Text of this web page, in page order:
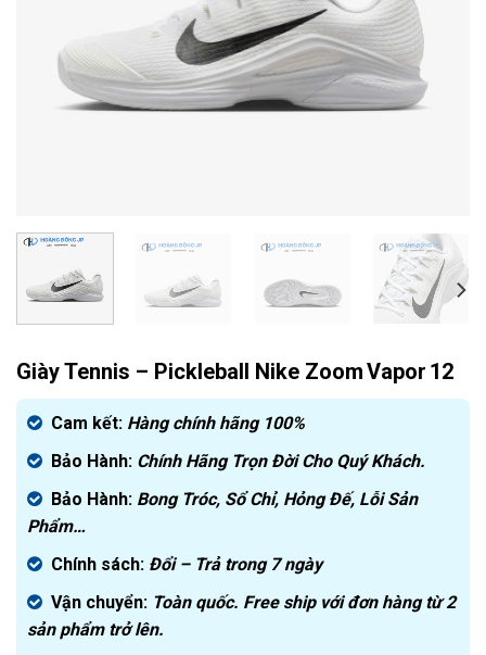
Giày Tennis – Pickleball Nike Zoom Vapor 12
Cam kết: Hàng chính hãng 100%
Bảo Hành: Chính Hãng Trọn Đời Cho Quý Khách.
Bảo Hành: Bong Tróc, Sổ Chỉ, Hỏng Đế, Lỗi Sản
Phẩm…
Chính sách: Đổi – Trả trong 7 ngày
Vận chuyển: Toàn quốc. Free ship với đơn hàng từ 2
sản phẩm trở lên.